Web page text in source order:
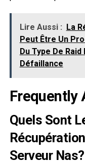
Lire Aussi : La
Peut Être Un
Du Type De
Défaillance
Frequently
Quels Sont
Serveur Nas?